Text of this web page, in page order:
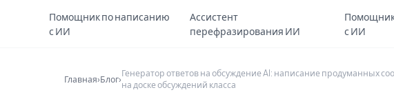
Помощник по написанию
с ИИ
Ассистент
перефразирования ИИ
Помощник
с ИИ
Главная›Блог›
Генератор ответов на обсуждение AI: написание продуманных
на доске обсуждений класса